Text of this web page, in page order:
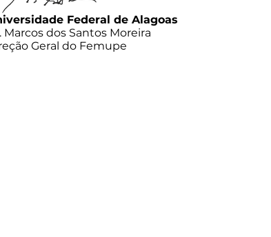
Federal de Alagoas
Marcos dos Santos Moreira
Geral do Femupe